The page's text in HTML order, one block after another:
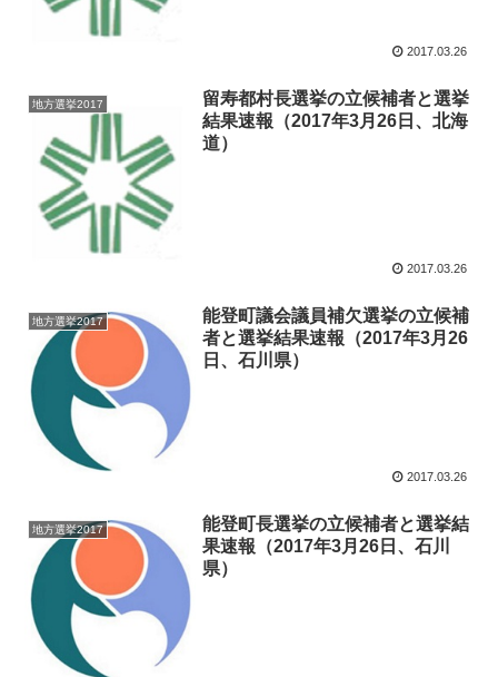
2017.03.26
地方選挙2017
留寿都村長選挙の立候補者と選挙
結果速報（2017年3月26日、北海
道）
2017.03.26
地方選挙2017
能登町議会議員補欠選挙の立候補
者と選挙結果速報（2017年3月26
日、石川県）
2017.03.26
地方選挙2017
能登町長選挙の立候補者と選挙結
果速報（2017年3月26日、石川
県）